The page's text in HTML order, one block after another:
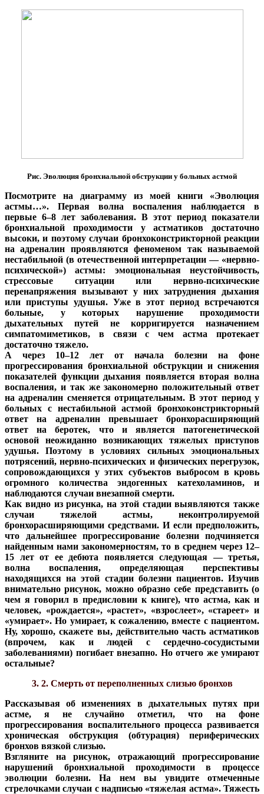
Рис. Эволюция бронхиальной обструкции у больных астмой
Посмотрите на диаграмму из моей книги «Эволюция
астмы…». Первая волна воспаления наблюдается в
первые 6–8 лет заболевания. В этот период показатели
бронхиальной проходимости у астматиков достаточно
высоки, и поэтому случаи бронхоконстрикторной реакции
на адреналин проявляются феноменом так называемой
нестабильной (в отечественной интерпретации — «нервно-
психической») астмы: эмоциональная неустойчивость,
стрессовые ситуации или нервно-психические
перенапряжения вызывают у них затруднения дыхания
или приступы удушья. Уже в этот период встречаются
больные, у которых нарушение проходимости
дыхательных путей не корригируется назначением
симпатомиметиков, в связи с чем астма протекает
достаточно тяжело.
А через 10–12 лет от начала болезни на фоне
прогрессирования бронхиальной обструкции и снижения
показателей функции дыхания появляется вторая волна
воспаления, и так же закономерно положительный ответ
на адреналин сменяется отрицательным. В этот период у
больных с нестабильной астмой бронхоконстрикторный
ответ на адреналин превышает бронхорасширяющий
ответ на беротек, что и является патогенетической
основой неожиданно возникающих тяжелых приступов
удушья. Поэтому в условиях сильных эмоциональных
потрясений, нервно-психических и физических перегрузок,
сопровождающихся у этих субъектов выбросом в кровь
огромного количества эндогенных катехоламинов, и
наблюдаются случаи внезапной смерти.
Как видно из рисунка, на этой стадии выявляются также
случаи тяжелой астмы, неконтролируемой
бронхорасширяющими средствами. И если предположить,
что дальнейшее прогрессирование болезни подчиняется
найденным нами закономерностям, то в среднем через 12–
15 лет от ее дебюта появляется следующая — третья,
волна воспаления, определяющая перспективы
находящихся на этой стадии болезни пациентов. Изучив
внимательно рисунок, можно образно себе представить (о
чем я говорил в предисловии к книге), что астма, как и
человек, «рождается», «растет», «взрослеет», «стареет» и
«умирает». Но умирает, к сожалению, вместе с пациентом.
Ну, хорошо, скажете вы, действительно часть астматиков
(впрочем, как и людей с сердечно-сосудистыми
заболеваниями) погибает внезапно. Но отчего же умирают
остальные?
3. 2. Смерть от переполненных слизью бронхов
Рассказывая об изменениях в дыхательных путях при
астме, я не случайно отметил, что на фоне
прогрессирования воспалительного процесса развивается
хроническая обструкция (обтурация) периферических
бронхов вязкой слизью.
Взгляните на рисунок, отражающий прогрессирование
нарушений бронхиальной проходимости в процессе
эволюции болезни. На нем вы увидите отмеченные
стрелочками случаи с надписью «тяжелая астма». Тяжесть